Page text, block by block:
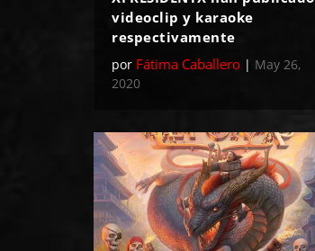
videoclip y karaoke
respectivamente
por Fátima Caballero | May 26,
2020